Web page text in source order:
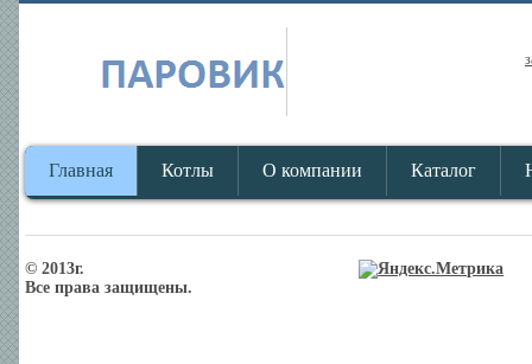
Главная Котлы О компании Каталог
© 2013г.
Все права защищены.